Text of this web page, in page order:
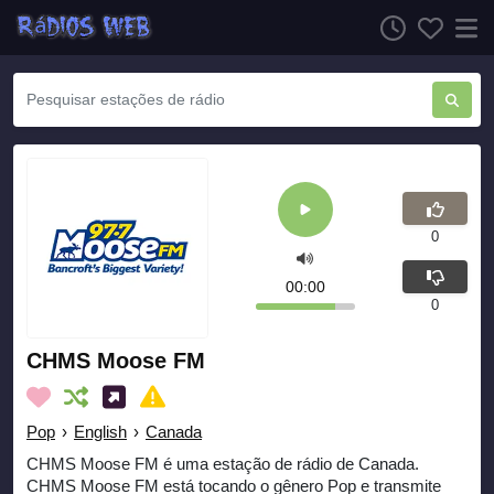
CHMS Moose FM
Pop › English › Canada
CHMS Moose FM é uma estação de rádio de Canada.
CHMS Moose FM está tocando o gênero Pop e transmite
00:00
0
0